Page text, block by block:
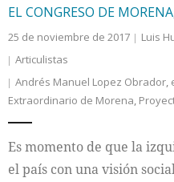
EL CONGRESO DE
25 de noviembre de 2017
Luis
Articulistas
Andrés Manuel Lopez Obrador,
Extraordinario de Morena,
Es momento de que la
el país con una visión